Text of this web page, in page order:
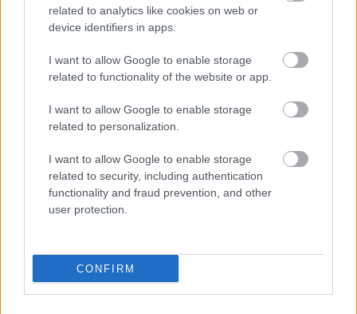
related to analytics like cookies on web or
device identifiers in apps.
I want to allow Google to enable storage
related to functionality of the website or app.
I want to allow Google to enable storage
related to personalization.
I want to allow Google to enable storage
related to security, including authentication
functionality and fraud prevention, and other
user protection.
CONFIRM
ΔΙΑΒΑΣΕ ΑΚΟΜΗ:
Καιρός Δεκαπενταύγουστου: Ανατροπή με πτώση
θερμοκρασίας και βοριάδες - Πρόγνωση Αρναούτογλου
Μήλος: Πώς έγινε η διάσωση του 33χρονου από τον
βράχο 20 μέτρων στη Φυριπλάκα
Πέθανε σε ηλικία 87 ετών ο συγγραφέας και φιλόσοφος
Στέλιος Ράμφος
Για να προσθέσεις το σχόλιο